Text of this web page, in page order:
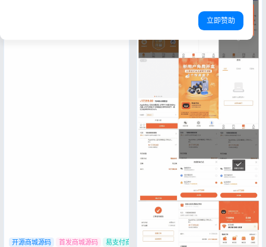
开源商城源码 首发商城源码 易支付商城源码
立即赞助